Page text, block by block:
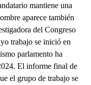
mantiene una
aparece también
del Congreso
trabajo se inició en
parlamento ha
El informe final de
el grupo de trabajo se